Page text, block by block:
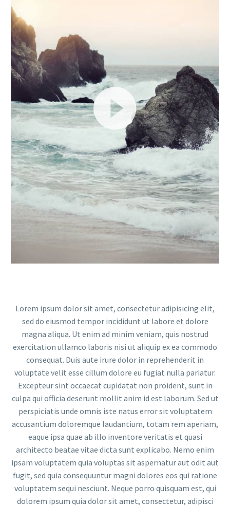
Video
prehrávač
Lorem ipsum dolor sit amet, consectetur adipisicing elit,
sed do eiusmod tempor incididunt ut labore et dolore
magna aliqua. Ut enim ad minim veniam, quis nostrud
exercitation ullamco laboris nisi ut aliquip ex ea commodo
consequat. Duis aute irure dolor in reprehenderit in
voluptate velit esse cillum dolore eu fugiat nulla pariatur.
Excepteur sint occaecat cupidatat non proident, sunt in
culpa qui officia deserunt mollit anim id est laborum. Sed ut
perspiciatis unde omnis iste natus error sit voluptatem
accusantium doloremque laudantium, totam rem aperiam,
eaque ipsa quae ab illo inventore veritatis et quasi
architecto beatae vitae dicta sunt explicabo. Nemo enim
ipsam voluptatem quia voluptas sit aspernatur aut odit aut
fugit, sed quia consequuntur magni dolores eos qui ratione
voluptatem sequi nesciunt. Neque porro quisquam est, qui
dolorem ipsum quia dolor sit amet, consectetur, adipisci